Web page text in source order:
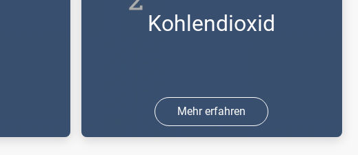
erstickend in hohen Konzentrationen
Kohlendioxid
Mehr erfahren